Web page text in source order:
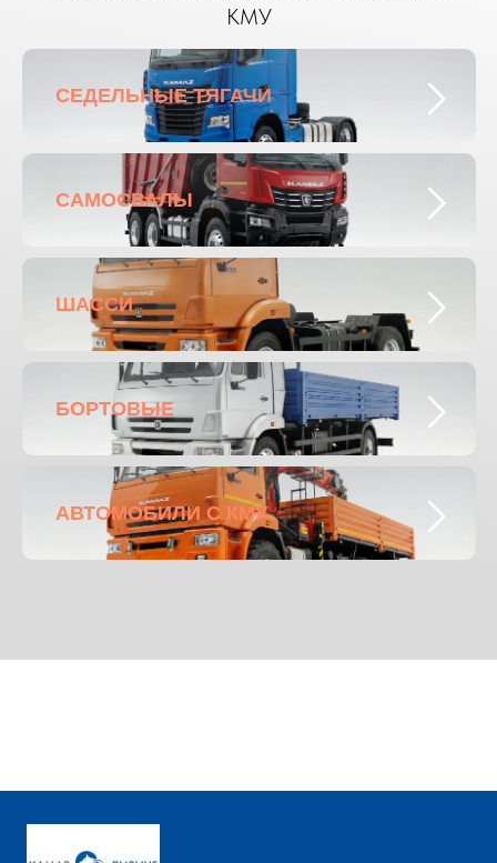
КМУ
СЕДЕЛЬНЫЕ ТЯГАЧИ
САМОСВАЛЫ
ШАССИ
БОРТОВЫЕ
АВТОМОБИЛИ С КМУ